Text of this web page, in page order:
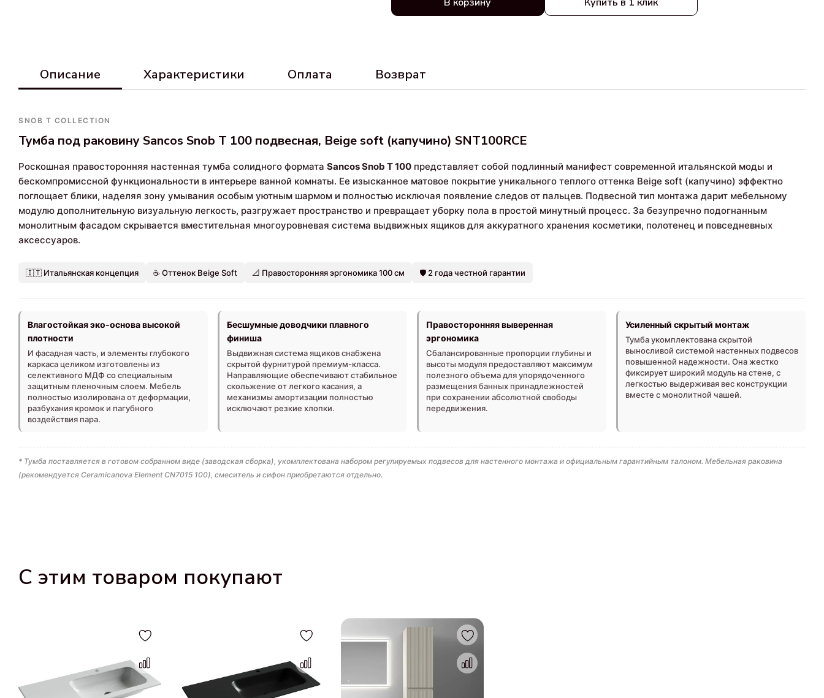
Описание Характеристики Оплата Возврат
SNOB T COLLECTION
Тумба под раковину Sancos Snob T 100 подвесная, Beige soft (капучино) SNT100RCE
Роскошная правосторонняя настенная тумба солидного формата Sancos Snob T 100 представляет собой подлинный манифест современной итальянской моды и
бескомпромиссной функциональности в интерьере ванной комнаты. Ее изысканное матовое покрытие уникального теплого оттенка Beige soft (капучино) эффектно
поглощает блики, наделяя зону умывания особым уютным шармом и полностью исключая появление следов от пальцев. Подвесной тип монтажа дарит мебельному
модулю дополнительную визуальную легкость, разгружает пространство и превращает уборку пола в простой минутный процесс. За безупречно подогнанным
монолитным фасадом скрывается вместительная многоуровневая система выдвижных ящиков для аккуратного хранения косметики, полотенец и повседневных
аксессуаров.
🇮🇹 Итальянская концепция ☕ Оттенок Beige Soft 📐 Правосторонняя эргономика 100 см 🛡️ 2 года честной гарантии
Влагостойкая эко-основа высокой
плотности
И фасадная часть, и элементы глубокого
каркаса целиком изготовлены из
селективного МДФ со специальным
защитным пленочным слоем. Мебель
полностью изолирована от деформации,
разбухания кромок и пагубного
воздействия пара.
Бесшумные доводчики плавного
финиша
Выдвижная система ящиков снабжена
скрытой фурнитурой премиум-класса.
Направляющие обеспечивают стабильное
скольжение от легкого касания, а
механизмы амортизации полностью
исключают резкие хлопки.
Правосторонняя выверенная
эргономика
Сбалансированные пропорции глубины и
высоты модуля предоставляют максимум
полезного объема для упорядоченного
размещения банных принадлежностей
при сохранении абсолютной свободы
передвижения.
Усиленный скрытый монтаж
Тумба укомплектована скрытой
выносливой системой настенных подвесов
повышенной надежности. Она жестко
фиксирует широкий модуль на стене, с
легкостью выдерживая вес конструкции
вместе с монолитной чашей.
* Тумба поставляется в готовом собранном виде (заводская сборка), укомплектована набором регулируемых подвесов для настенного монтажа и официальным гарантийным талоном. Мебельная раковина
(рекомендуется Ceramicanova Element CN7015 100), смеситель и сифон приобретаются отдельно.
С этим товаром покупают